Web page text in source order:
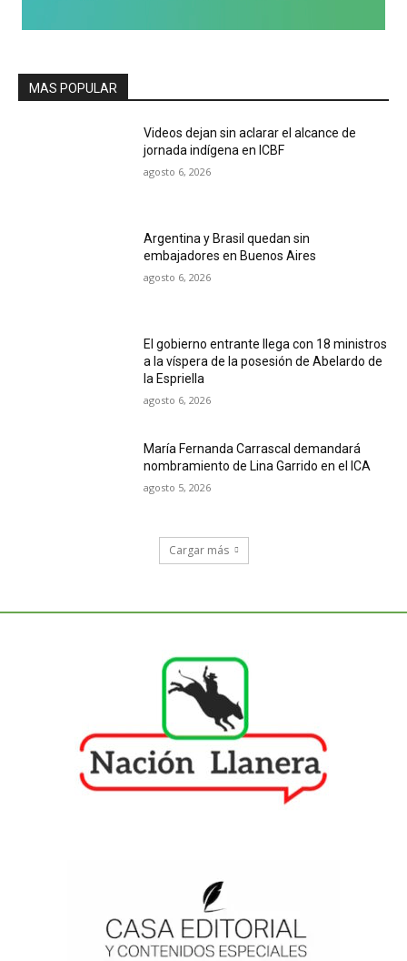
MAS POPULAR
Videos dejan sin aclarar el alcance de
jornada indígena en ICBF
agosto 6, 2026
Argentina y Brasil quedan sin
embajadores en Buenos Aires
agosto 6, 2026
El gobierno entrante llega con 18 ministros
a la víspera de la posesión de Abelardo de
la Espriella
agosto 6, 2026
María Fernanda Carrascal demandará
nombramiento de Lina Garrido en el ICA
agosto 5, 2026
Cargar más